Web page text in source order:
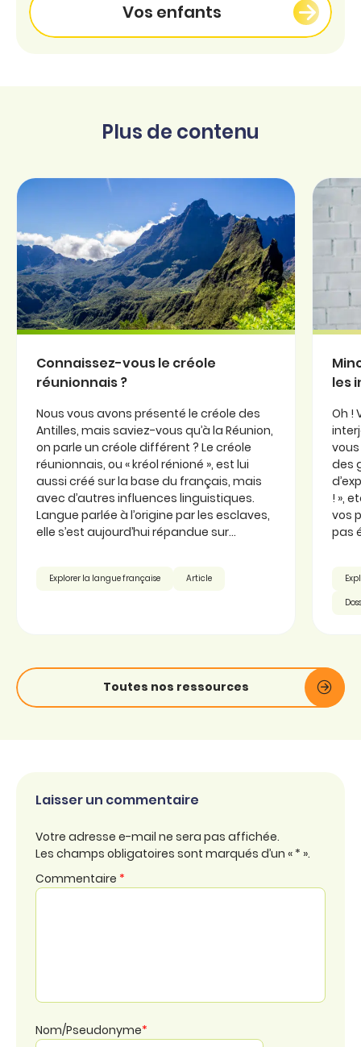
Vos enfants
Plus de contenu
Connaissez-vous le créole
réunionnais ?
Nous vous avons présenté le créole des
Antilles, mais saviez-vous qu’à la Réunion,
on parle un créole différent ? Le créole
réunionnais, ou « kréol rénioné », est lui
aussi créé sur la base du français, mais
avec d’autres influences linguistiques.
Langue parlée à l’origine par les esclaves,
elle s’est aujourd’hui répandue sur...
Explorer la langue française Article
les
Oh !
des
! »,
vos
pas
Toutes nos ressources
Laisser un commentaire
Votre adresse e-mail ne sera pas affichée.
Les champs obligatoires sont marqués d’un « * ».
Commentaire *
Nom/Pseudonyme*